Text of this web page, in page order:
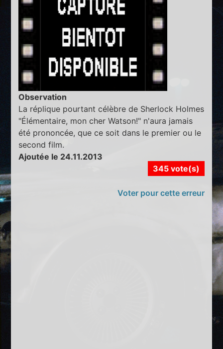
Observation
La réplique pourtant célèbre de Sherlock Holmes
"Élémentaire, mon cher Watson!" n'aura jamais
été prononcée, que ce soit dans le premier ou le
second film.
Ajoutée le 24.11.2013
345 vote(s)
Voter pour cette erreur